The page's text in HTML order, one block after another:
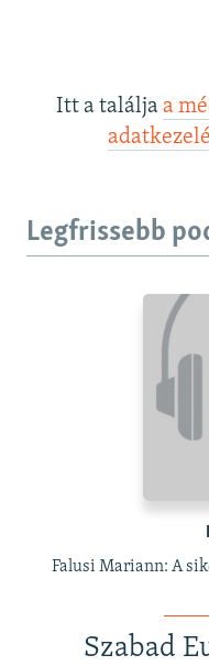
Itt a találja a
Legfrissebb
Falusi Mariann: A
Szabad